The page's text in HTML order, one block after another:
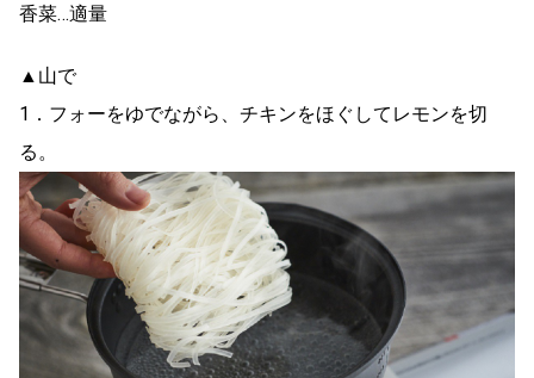
香菜…適量
▲山で
1．フォーをゆでながら、チキンをほぐしてレモンを切
る。